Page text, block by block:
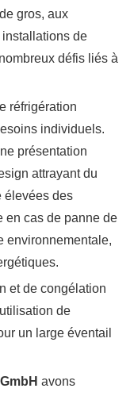
gros, aux
de
défis liés à
réfrigération
individuels.
présentation
attrayant du
élevées des
en cas de panne de
environnementale,
et de congélation
de
un large éventail
GmbH avons